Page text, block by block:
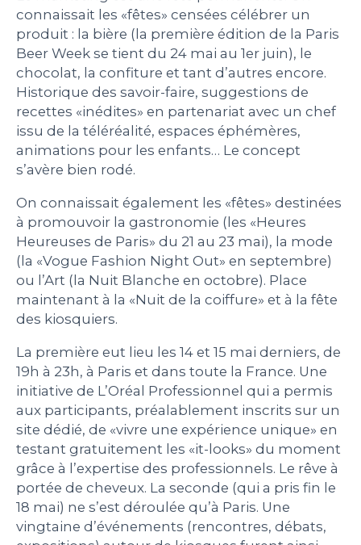
PEOPLE
LE BILLET DU LUNDI
CONTACT
Mentions légales
Politique de protection des données
personnelles
Plan du site
connaissait les «fêtes» censées célébrer un
produit : la bière (la première édition de la Paris
Beer Week se tient du 24 mai au 1er juin), le
chocolat, la confiture et tant d’autres encore.
Historique des savoir-faire, suggestions de
recettes «inédites» en partenariat avec un chef
issu de la téléréalité, espaces éphémères,
animations pour les enfants… Le concept
s’avère bien rodé.
On connaissait également les «fêtes» destinées
à promouvoir la gastronomie (les «Heures
Heureuses de Paris» du 21 au 23 mai), la mode
(la «Vogue Fashion Night Out» en septembre)
ou l’Art (la Nuit Blanche en octobre). Place
maintenant à la «Nuit de la coiffure» et à la fête
des kiosquiers.
La première eut lieu les 14 et 15 mai derniers, de
19h à 23h, à Paris et dans toute la France. Une
initiative de L’Oréal Professionnel qui a permis
aux participants, préalablement inscrits sur un
site dédié, de «vivre une expérience unique» en
testant gratuitement les «it-looks» du moment
grâce à l’expertise des professionnels. Le rêve à
portée de cheveux. La seconde (qui a pris fin le
18 mai) ne s’est déroulée qu’à Paris. Une
vingtaine d’événements (rencontres, débats,